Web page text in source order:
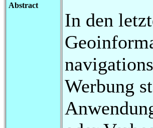
Abstract
In den
Werbung